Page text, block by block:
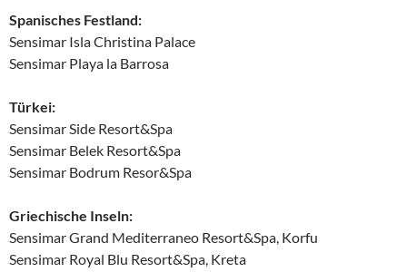
Spanisches Festland:
Sensimar Isla Christina Palace
Sensimar Playa la Barrosa
Türkei:
Sensimar Side Resort&Spa
Sensimar Belek Resort&Spa
Sensimar Bodrum Resor&Spa
Griechische Inseln:
Sensimar Grand Mediterraneo Resort&Spa, Korfu
Sensimar Royal Blu Resort&Spa, Kreta